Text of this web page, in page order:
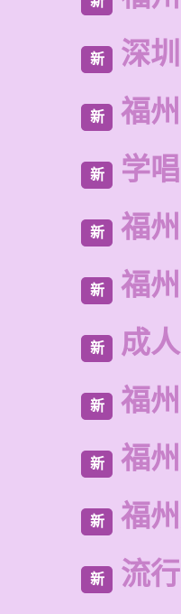
新 深
新 福
新 学
新 福
新 福
新 成
新 福
新 福
新 福
新 流